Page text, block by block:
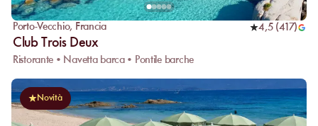
Porto-Vecchio, Francia 4,5(417)
Club Trois Deux
Ristorante • Navetta barca • Pontile barche
Novità